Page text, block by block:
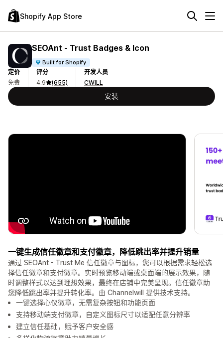
Shopify App Store
SEOAnt ‑ Trust Badges & Icon
Built for Shopify
定价
免费
评分
4.9
(655)
开发人员
CWILL
安装
一键生成信任徽章和支付徽章，降低跳出率并提升销量
通过 SEOAnt - Trust Me 信任徽章与图标，您可以根据需求轻松选
择信任徽章和支付徽章。实时预览移动端或桌面端的展示效果，随
时调整样式以达到理想效果，最终在店铺中完美呈现。信任徽章助
您降低跳出率并提升转化率。由 Channelwill 提供技术支持。
一键选择心仪徽章，无需复杂按钮和功能页面
支持移动端支付徽章，自定义图标尺寸以适配任意分辨率
建立信任基础，赋予客户安全感